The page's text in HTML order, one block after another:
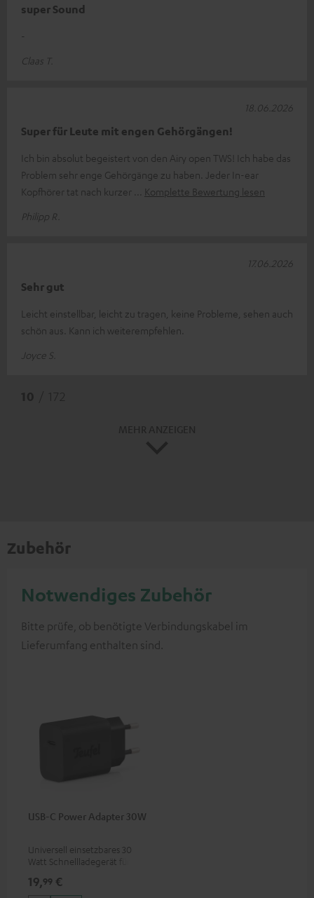
super Sound
-
Claas T.
Super für Leute mit engen Gehörgängen!
Ich bin absolut begeistert von den Airy open TWS! Ich habe das
Problem sehr enge Gehörgänge zu haben. Jeder In-ear
Kopfhörer tat nach kurzer
Komplette Bewertung lesen
Philipp R.
18.06.2026
Sehr gut
Leicht einstellbar, leicht zu tragen, keine Probleme, sehen auch
schön aus. Kann ich weiterempfehlen.
Joyce S.
17.06.2026
Zubehör
Notwendiges Zubehör
Bitte prüfe, ob benötigte Verbindungskabel im
Lieferumfang enthalten sind.
USB-C Power Adapter 30W
Universell einsetzbares 30
Watt Schnellladegerät für
Apple iPhones, Android
19,99 €